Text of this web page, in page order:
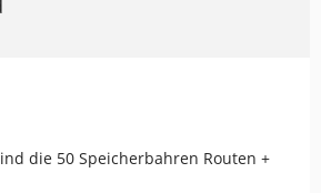
die 50 Speicherbahren Routen +